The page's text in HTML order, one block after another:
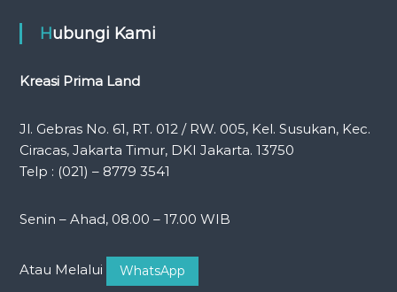
Hubungi Kami
Kreasi Prima Land
Jl. Gebras No. 61, RT. 012 / RW. 005, Kel. Susukan, Kec.
Ciracas, Jakarta Timur, DKI Jakarta. 13750
Telp : (021) – 8779 3541
Senin – Ahad, 08.00 – 17.00 WIB
Atau Melalui WhatsApp